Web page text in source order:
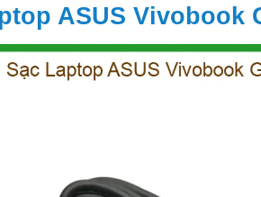
ASUS Vivobook